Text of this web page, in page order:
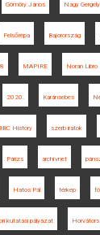
Gömöry János Nagy Gergely
Felsőrépa Bajorország
MAPIRE Noran Libro
2020. Karánsebes
BBC History szerb iratok
Párizs archívnet
Hatos Pál térkép
kutatási pályázat